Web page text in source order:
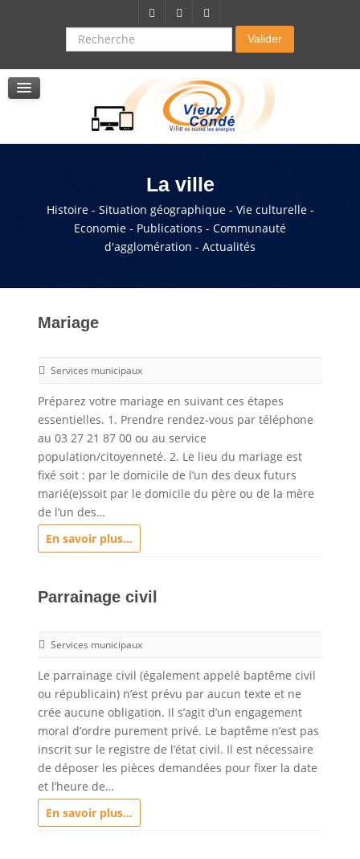
Recherche Valider
La résidence autonomie
Service de soins infirmers à domicile
Service d'aide à domicile
Pole multi services accompagnement seniors
La ville
Histoire - Situation géographique - Vie culturelle -
Economie - Publications - Communauté
d'agglomération - Actualités
Mariage
Services municipaux
Préparez votre mariage en suivant ces étapes
essentielles. 1. Prendre rendez-vous par téléphone
au 03 27 21 87 00 ou au service
population/citoyenneté. 2. Le lieu du mariage est
fixé soit : par le domicile de l’un des deux futurs
marié(e)ssoit par le domicile du père ou de la mère
de l’un des…
En savoir plus...
Parrainage civil
Services municipaux
Le parrainage civil (également appelé baptême civil
ou républicain) n’est prévu par aucun texte et ne
crée aucune obligation. Il s’agit d’un engagement
moral d’ordre purement privé. Le baptême n’est pas
inscrit sur le registre de l’état civil. Il est nécessaire
de déposer les pièces demandées pour fixer la date
et l’heure de…
En savoir plus...